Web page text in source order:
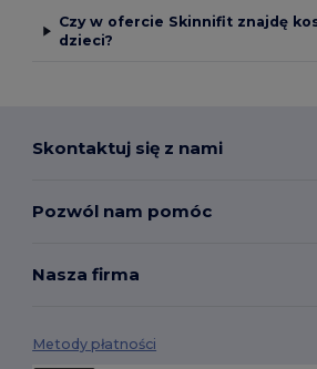
Czy w ofercie Skinnifit znajdę
dzieci?
Skontaktuj się z nami
Pozwól nam pomóc
Nasza firma
Metody płatności